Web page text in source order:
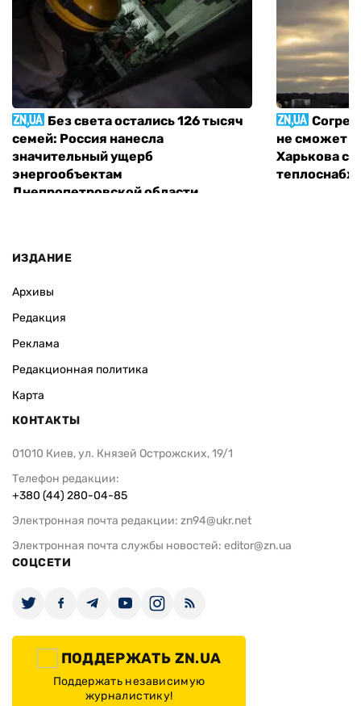
Без света остались 126 тысяч
семей: Россия нанесла
значительный ущерб
энергообъектам
Днепропетровской области
не сможет
Харькова с
ИЗДАНИЕ
Архивы
Редакция
Реклама
Редакционная политика
Карта
КОНТАКТЫ
01010 Киев, ул. Князей Острожских, 19/1
Телефон редакции:
+380 (44) 280-04-85
Электронная почта редакции: zn94@ukr.net
Электронная почта службы новостей: editor@zn.ua
СОЦСЕТИ
ПОДДЕРЖАТЬ ZN.UA
Поддержать независимую
журналистику!